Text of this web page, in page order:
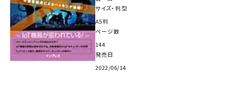
サイズ・判型
A5判
ページ数
144
発売日
2022/06/14